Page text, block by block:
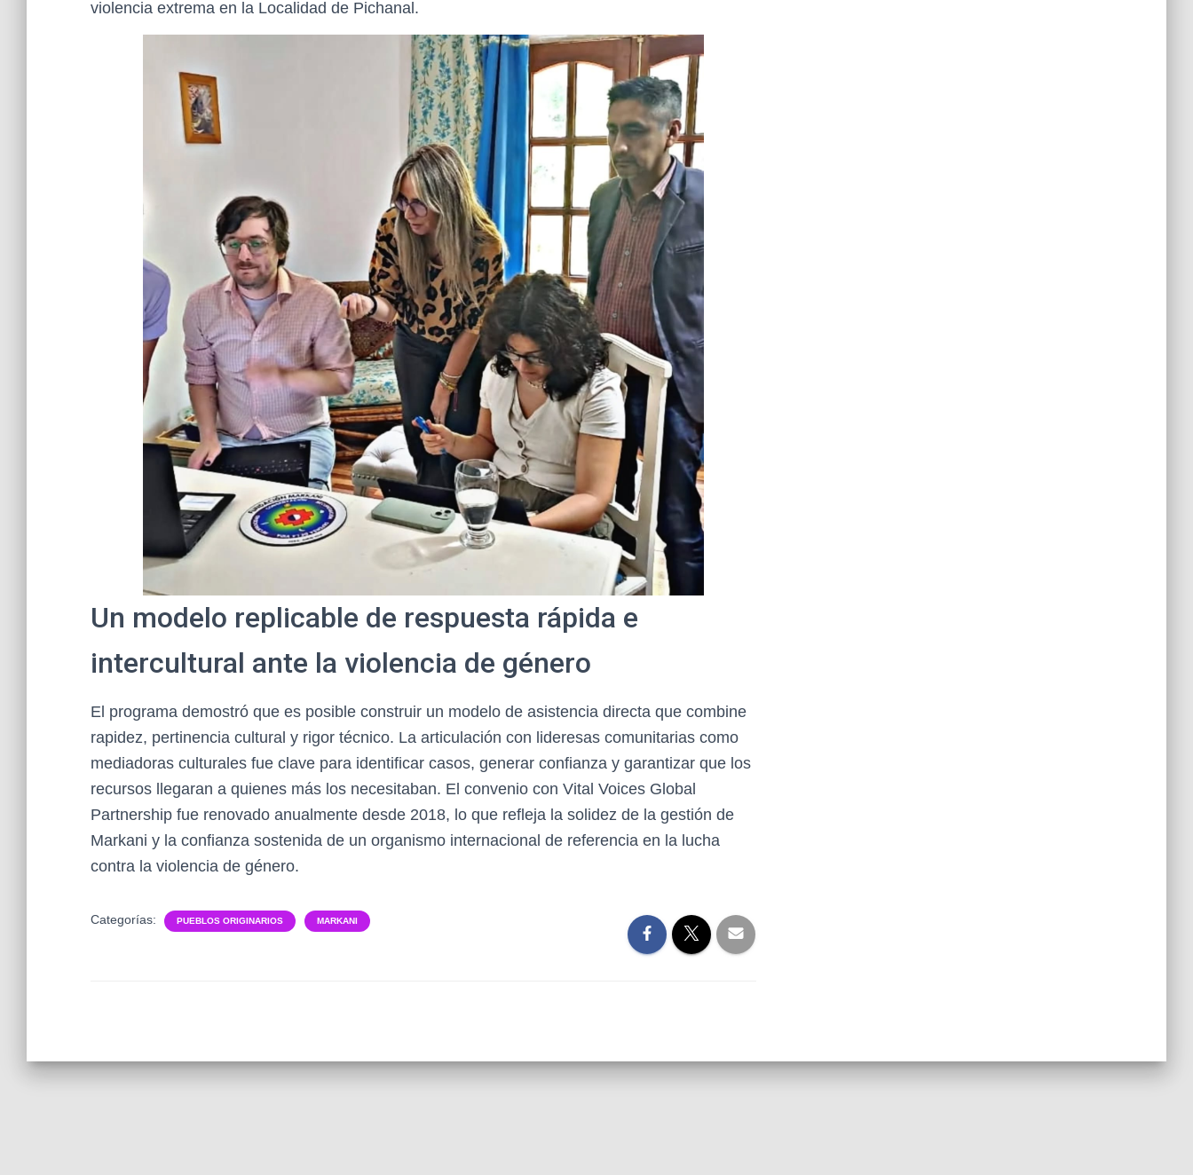
violencia extrema en la Localidad de Pichanal.
Un modelo replicable de respuesta rápida e
intercultural ante la violencia de género
El programa demostró que es posible construir un modelo de asistencia directa que combine
rapidez, pertinencia cultural y rigor técnico. La articulación con lideresas comunitarias como
mediadoras culturales fue clave para identificar casos, generar confianza y garantizar que los
recursos llegaran a quienes más los necesitaban. El convenio con Vital Voices Global
Partnership fue renovado anualmente desde 2018, lo que refleja la solidez de la gestión de
Markani y la confianza sostenida de un organismo internacional de referencia en la lucha
contra la violencia de género.
Categorías: PUEBLOS ORIGINARIOS MARKANI